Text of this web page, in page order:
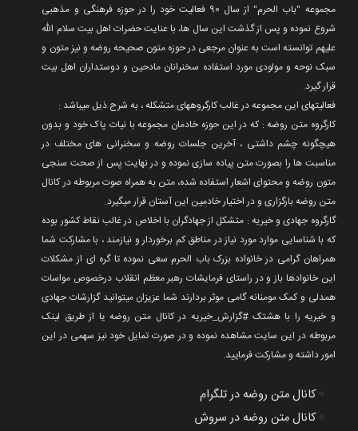
مجموعه "باب الحرم" از سال 90 فعالیت خود را در حوزه فرهنگی و مذهبی
شروع نموده و پس از گذشت این سال ها، با عنایت حضرات اهل بیت سلام الله
علیهم توانسته است به عنوان مرجعی در حوزه متون صحیحه روضه و نیز متون و
سبک نوحه و مولودی مورد استفاده سخنرانان مادحین و دوستداران اهل بیت
قرار گیرد.
فعالیتهای این مجموعه در غالب کارگروههای متشکله ، به شرح ذیل میباشد :
کارگروه متن روضه : که در این حوزه خادمان مجموعه با نیات پاک خود و بدون
هیچگونه چشم داشتی ، آخرین جلسات روضه و سخنرانی های مختلف در
مناسبت ها را بصورت متن پیاده سازی نموده و در نهایت پس از صحت سنجی
متون روضه و محتوای اشعار استفاده شده، متن به همراه صوت مربوطه در کانال
متن روضه بارگزاری و در اختیار خادمین این آستان قرار میگیرد.
گارگروه جهادی و خیریه : متشکل از جهادگران با اخلاص در غالب نقاط کشور بوده
که با شناسایی موارد مورد نیاز در مناطق کم برخوردار و نیازمند ، با مشارکت شما
همراهان گرامی در خانواده بزرک باب الحرم سعی نموده تا گره ای از مشکلات
این خانوادها باز و در راستای فرمایشات رهبر معظم انقلاب درخصوص مواسات
همدلی و کمک مومنانه گامی موثر بردارند شما عزیزان میتوانید گزارشات جهادی
و خیریه را با هشتک #گزارش_خیریه در کانال متن روضه یا از طریق لینک
مربوطه در این سایت مشاهده نموده و در صورت تمایل خود نیز سهمی در این
امور داشته و مشارکت فرمایید.
🔸کانال متن روضه در تلگرام
🔸کانال متن روضه در سروش